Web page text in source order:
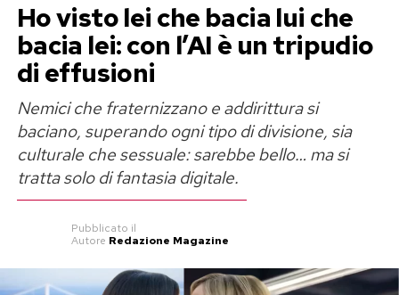
L’autore nasconde la sua identità
E’ stato realizzato dal grafico e creator digitale
Eman Rus, unanimamente considerato il “re dei
fotomontaggi” che nasconde la sua identità
dietro una maschera bianca. I vari personaggi
appaiono coi classici maglioni colorati delle
feste e sembrano sprizzare felicità e amore
reciproco. Ma lo ripetiamo: è solamente un fake,
Ho visto lei che bacia lui che
bacia lei: con l’AI è un tripudio
di effusioni
Nemici che fraternizzano e addirittura si
baciano, superando ogni tipo di divisione, sia
culturale che sessuale: sarebbe bello… ma si
tratta solo di fantasia digitale.
Pubblicato il
Autore Redazione Magazine